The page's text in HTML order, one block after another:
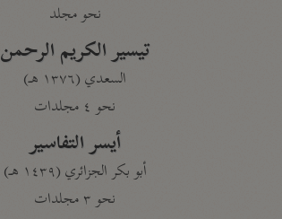
نحو مجلد
تيسير الكريم الرحمن
السعدي (١٣٧٦ هـ)
نحو ٤ مجلدات
أيسر التفاسير
أبو بكر الجزائري (١٤٣٩ هـ)
نحو ٣ مجلدات